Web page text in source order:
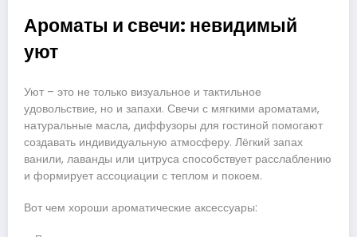
Ароматы и свечи: невидимый
уют
Уют – это не только визуальное и тактильное
удовольствие, но и запахи. Свечи с мягкими ароматами,
натуральные масла, диффузоры для гостиной помогают
создавать индивидуальную атмосферу. Лёгкий запах
ванили, лаванды или цитруса способствует расслаблению
и формирует ассоциации с теплом и покоем.
Вот чем хороши ароматические аксессуары: